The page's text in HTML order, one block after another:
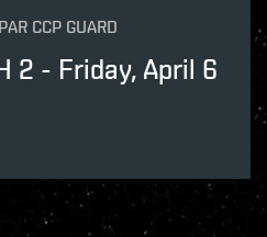
CCP GUARD
2 - Friday, April 6